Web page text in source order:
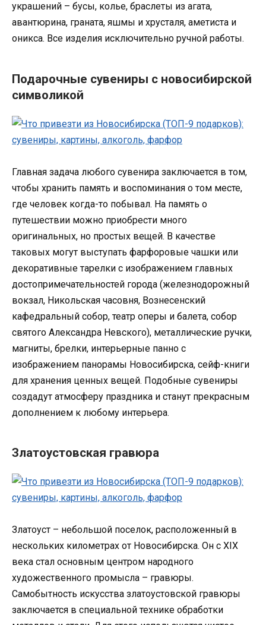
украшений – бусы, колье, браслеты из агата,
авантюрина, граната, яшмы и хрусталя, аметиста и
оникса. Все изделия исключительно ручной работы.
Подарочные сувениры с новосибирской
символикой
Главная задача любого сувенира заключается в том,
чтобы хранить память и воспоминания о том месте,
где человек когда-то побывал. На память о
путешествии можно приобрести много
оригинальных, но простых вещей. В качестве
таковых могут выступать фарфоровые чашки или
декоративные тарелки с изображением главных
достопримечательностей города (железнодорожный
вокзал, Никольская часовня, Вознесенский
кафедральный собор, театр оперы и балета, собор
святого Александра Невского), металлические ручки,
магниты, брелки, интерьерные панно с
изображением панорамы Новосибирска, сейф-книги
для хранения ценных вещей. Подобные сувениры
создадут атмосферу праздника и станут прекрасным
дополнением к любому интерьера.
Златоустовская гравюра
Златоуст – небольшой поселок, расположенный в
нескольких километрах от Новосибирска. Он с XIX
века стал основным центром народного
художественного промысла – гравюры.
Самобытность искусства златоустовской гравюры
заключается в специальной технике обработки